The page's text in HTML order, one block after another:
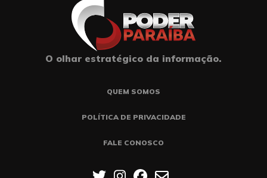
O olhar estratégico da informação.
QUEM SOMOS
POLÍTICA DE PRIVACIDADE
FALE CONOSCO